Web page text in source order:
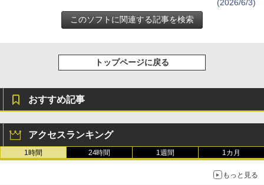
￥3,200
4(最新 永続版)|オンラインコード版|Wind
ows11、10/mac対応|PC2台
￥39,582
ト): Java & Bedrock Edition | オンライ
ンコード版
￥3,600
￥1,600
ク
￥22,980
Amazon Kindle Colorsoft | 16GBストレ
￥31,980
New Amazon Kindle Scribe Colorsoft |
11インチカラーディスプレイ、64GBスト
レージ、ノート機能搭載、明るさ自動調
(2026/6/3)
トップページに戻る
おすすめ記事
アクセスランキング
1時間 24時間 1週間 1カ月
もっと見る